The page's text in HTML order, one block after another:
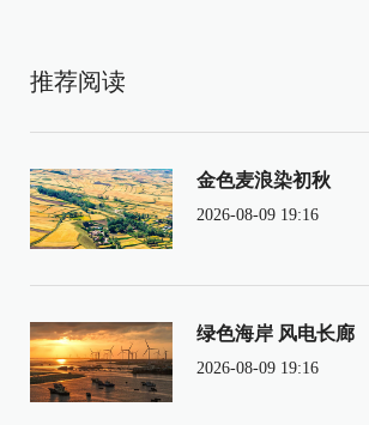
推荐阅读
金色麦浪染初秋
2026-08-09 19:16
绿色海岸 风电长廊
2026-08-09 19:16